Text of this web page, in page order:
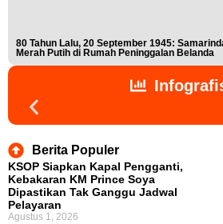
Berita Populer
KSOP Siapkan Kapal Pengganti,
Kebakaran KM Prince Soya
Dipastikan Tak Ganggu Jadwal
Pelayaran
Agustus 1, 2026
80 Tahun Lalu, 20 September 1945:
Merah Putih di Rumah Peninggalan Belanda